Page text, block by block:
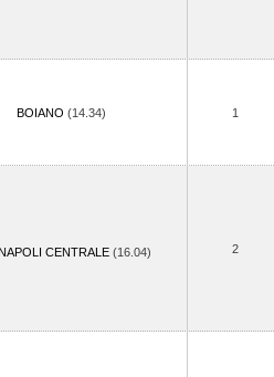
BOIANO (14.34) 1
NAPOLI CENTRALE (16.04) 2